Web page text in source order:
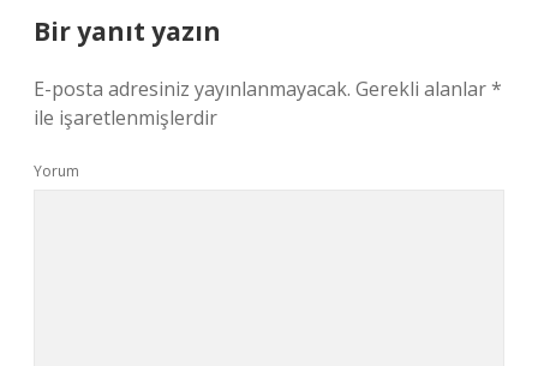
Bir yanıt yazın
E-posta adresiniz yayınlanmayacak. Gerekli alanlar*
ile işaretlenmişlerdir
Yorum